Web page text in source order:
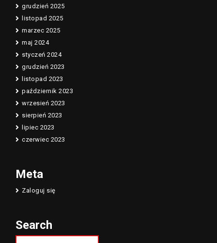
grudzień 2025
listopad 2025
marzec 2025
maj 2024
styczeń 2024
grudzień 2023
listopad 2023
październik 2023
wrzesień 2023
sierpień 2023
lipiec 2023
czerwiec 2023
Meta
Zaloguj się
Search